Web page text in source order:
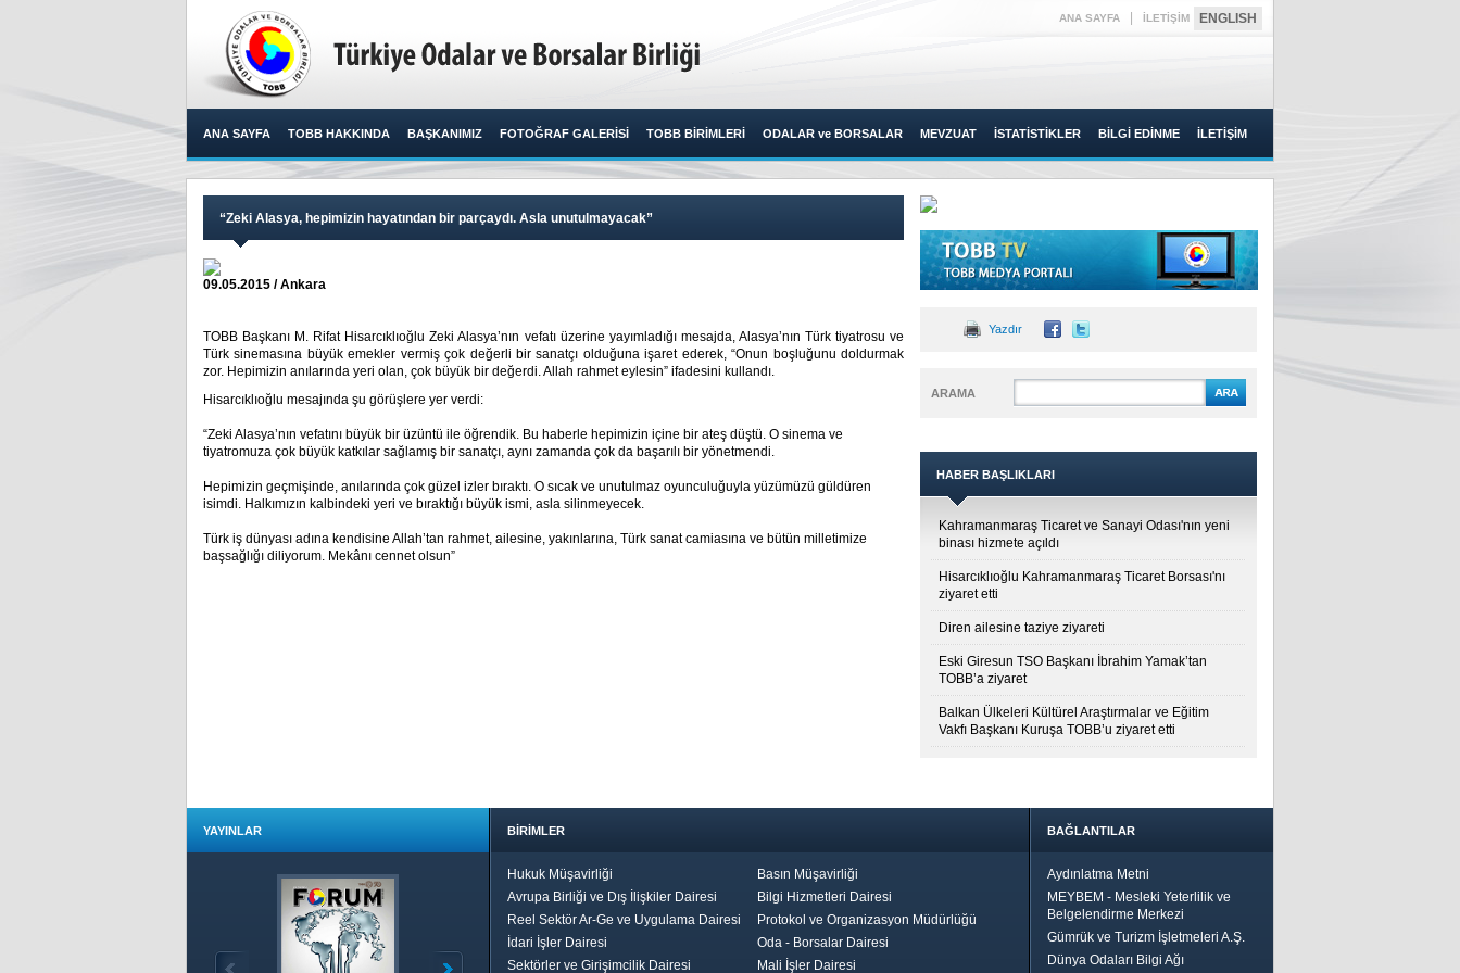
ANA SAYFA İLETİŞİM ENGLISH
ANA SAYFA TOBB HAKKINDA BAŞKANIMIZ FOTOĞRAF GALERİSİ TOBB BİRİMLERİ ODALAR ve BORSALAR MEVZUAT İSTATİSTİKLER BİLGİ EDİNME İLETİŞİM
“Zeki Alasya, hepimizin hayatından bir parçaydı. Asla unutulmayacak”
09.05.2015 / Ankara
TOBB Başkanı M. Rifat Hisarcıklıoğlu Zeki Alasya’nın vefatı üzerine yayımladığı mesajda, Alasya’nın Türk tiyatrosu ve
Türk sinemasına büyük emekler vermiş çok değerli bir sanatçı olduğuna işaret ederek, “Onun boşluğunu doldurmak
zor. Hepimizin anılarında yeri olan, çok büyük bir değerdi. Allah rahmet eylesin” ifadesini kullandı.​
Hisarcıklıoğlu mesajında şu görüşlere yer verdi:
“Zeki Alasya’nın vefatını büyük bir üzüntü ile öğrendik. Bu haberle hepimizin içine bir ateş düştü. O sinema ve
tiyatromuza çok büyük katkılar sağlamış bir sanatçı, aynı zamanda çok da başarılı bir yönetmendi.
Hepimizin geçmişinde, anılarında çok güzel izler bıraktı. O sıcak ve unutulmaz oyunculuğuyla yüzümüzü güldüren
isimdi. Halkımızın kalbindeki yeri ve bıraktığı büyük ismi, asla silinmeyecek.
Türk iş dünyası adına kendisine Allah’tan rahmet, ailesine, yakınlarına, Türk sanat camiasına ve bütün milletimize
başsağlığı diliyorum. Mekânı cennet olsun”
Yazdır
ARAMA
HABER BAŞLIKLARI
Kahramanmaraş Ticaret ve Sanayi Odası'nın yeni
binası hizmete açıldı
Hisarcıklıoğlu Kahramanmaraş Ticaret Borsası'nı
ziyaret etti
Diren ailesine taziye ziyareti
Eski Giresun TSO Başkanı İbrahim Yamak’tan
TOBB’a ziyaret
Balkan Ülkeleri Kültürel Araştırmalar ve Eğitim
Vakfı Başkanı Kuruşa TOBB’u ziyaret etti
YAYINLAR BİRİMLER
Hukuk Müşavirliği
Basın Müşavirliği
Avrupa Birliği ve Dış İlişkiler Dairesi
Bilgi Hizmetleri Dairesi
Reel Sektör Ar-Ge ve Uygulama Dairesi
Protokol ve Organizasyon Müdürlüğü
İdari İşler Dairesi
Oda - Borsalar Dairesi
Sektörler ve Girişimcilik Dairesi
Mali İşler Dairesi
BAĞLANTILAR
Aydınlatma Metni
MEYBEM - Mesleki Yeterlilik ve
Belgelendirme Merkezi
Gümrük ve Turizm İşletmeleri A.Ş.
Dünya Odaları Bilgi Ağı